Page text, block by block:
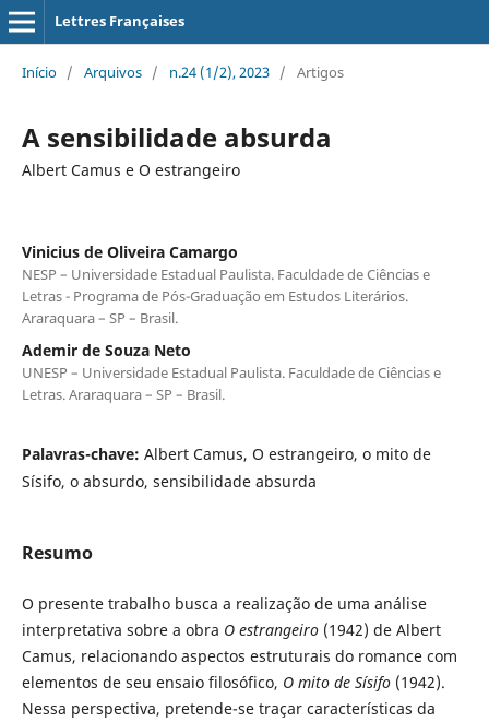
Lettres Françaises
Início / Arquivos / n.24 (1/2), 2023 / Artigos
A sensibilidade absurda
Albert Camus e O estrangeiro
Vinicius de Oliveira Camargo
NESP – Universidade Estadual Paulista. Faculdade de Ciências e
Letras - Programa de Pós-Graduação em Estudos Literários.
Araraquara – SP – Brasil.
Ademir de Souza Neto
UNESP – Universidade Estadual Paulista. Faculdade de Ciências e
Letras. Araraquara – SP – Brasil.
Palavras-chave: Albert Camus, O estrangeiro, o mito de
Sísifo, o absurdo, sensibilidade absurda
Resumo
O presente trabalho busca a realização de uma análise
interpretativa sobre a obra O estrangeiro(1942) de Albert
Camus, relacionando aspectos estruturais do romance com
elementos de seu ensaio filosófico, O mito de Sísifo(1942).
Nessa perspectiva, pretende-se traçar características da